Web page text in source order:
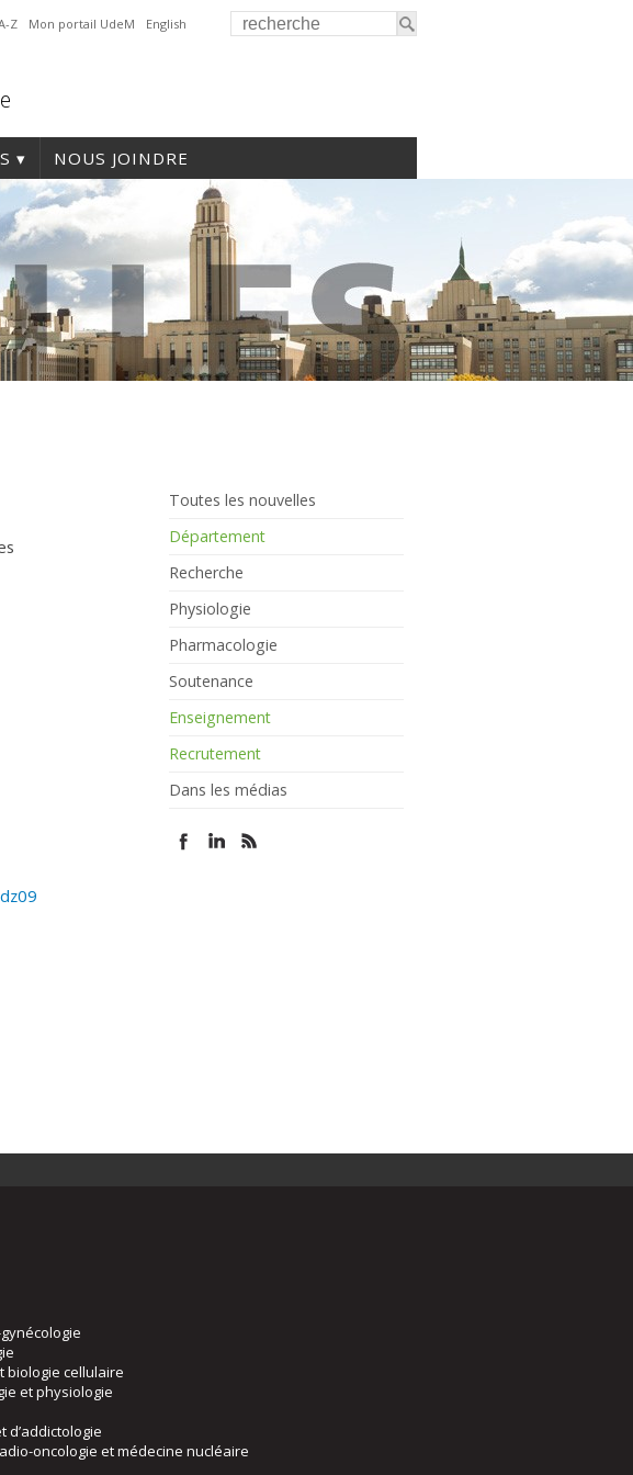
Z Mon portail UdeM English
NOUS JOINDRE
Toutes les nouvelles
Département
Recherche
Physiologie
Pharmacologie
Soutenance
Enseignement
Recrutement
Dans les médias
biologie cellulaire
et physiologie
d’addictologie
oncologie et médecine nucléaire